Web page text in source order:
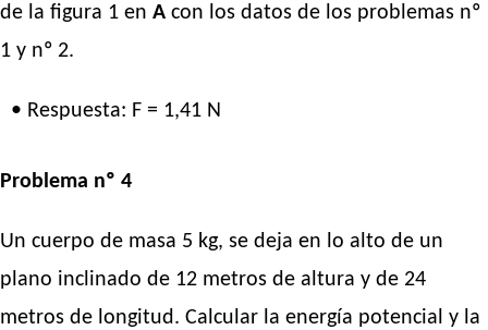
de la figura 1 en A con los datos de los problemas nº
1 y nº 2.
• Respuesta: F = 1,41 N
Problema nº 4
Un cuerpo de masa 5 kg, se deja en lo alto de un
plano inclinado de 12 metros de altura y de 24
metros de longitud. Calcular la energía potencial y la